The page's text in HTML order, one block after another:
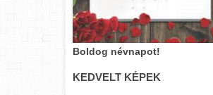
Boldog névnapot!
KEDVELT KÉPEK